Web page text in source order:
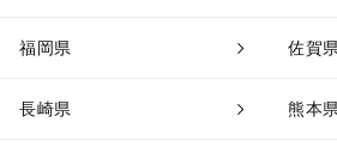
福岡県 佐賀県
長崎県 熊本県